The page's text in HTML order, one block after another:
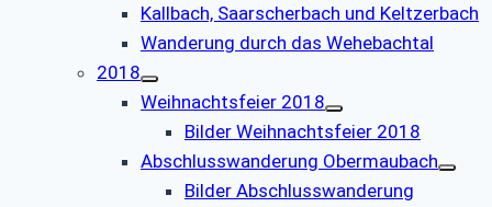
Kallbach, Saarscherbach und Keltzerbach
Wanderung durch das Wehebachtal
2018
Weihnachtsfeier 2018
Bilder Weihnachtsfeier 2018
Abschlusswanderung Obermaubach
Bilder Abschlusswanderung